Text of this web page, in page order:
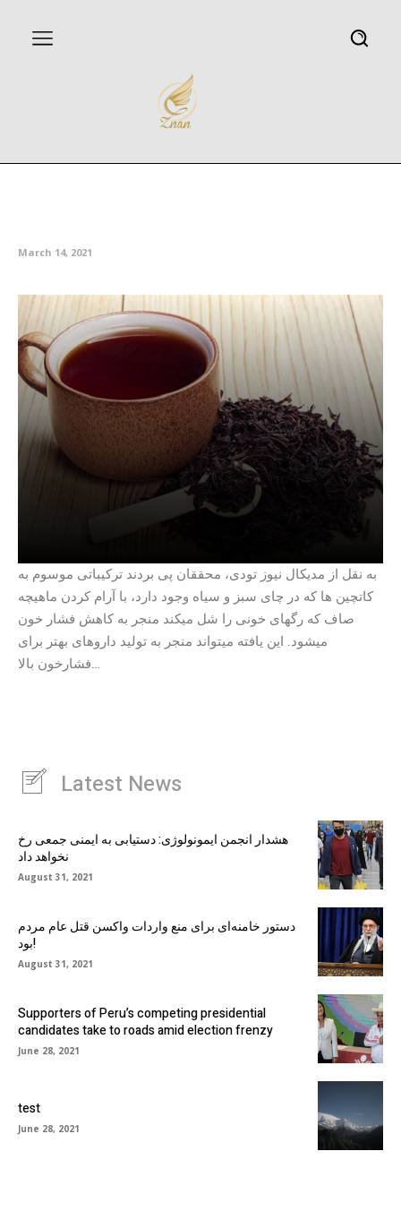
March 14, 2021
به نقل از مدیکال نیوز تودی، محققان پی بردند ترکیباتی موسوم به
کاتچین ها که در چای سبز و سیاه وجود دارد، با آرام کردن ماهیچه
صاف که رگهای خونی را شل میکند منجر به کاهش فشار خون
میشود. این یافته میتواند منجر به تولید داروهای بهتر برای
فشارخون بالا…
Latest News
هشدار انجمن ایمونولوژی: دستیابی به ایمنی جمعی رخ
نخواهد داد
August 31, 2021
دستور خامنه‌ای برای منع واردات واکسن قتل عام مردم
بود!
August 31, 2021
Supporters of Peru’s competing presidential
candidates take to roads amid election frenzy
June 28, 2021
test
June 28, 2021